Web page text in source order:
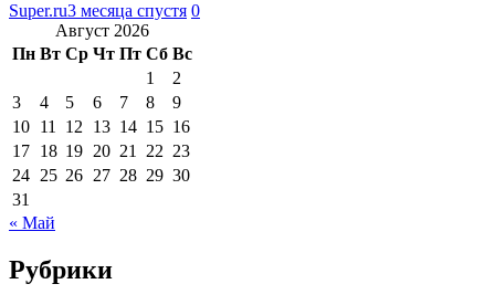
Super.ru3 месяца спустя 0
Август 2026
Пн Вт Ср Чт Пт Сб Вс
1
2
3
4 5 6 7 8
9
10 11 12 13 14 15 16
17 18 19 20 21 22 23
24 25 26 27 28 29 30
31
« Май
Рубрики